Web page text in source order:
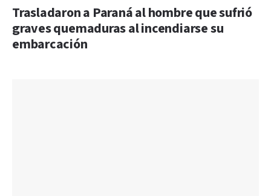
Trasladaron a Paraná al hombre que sufrió
graves quemaduras al incendiarse su
embarcación